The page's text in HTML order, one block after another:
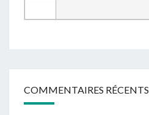
COMMENTAIRES RÉCENTS